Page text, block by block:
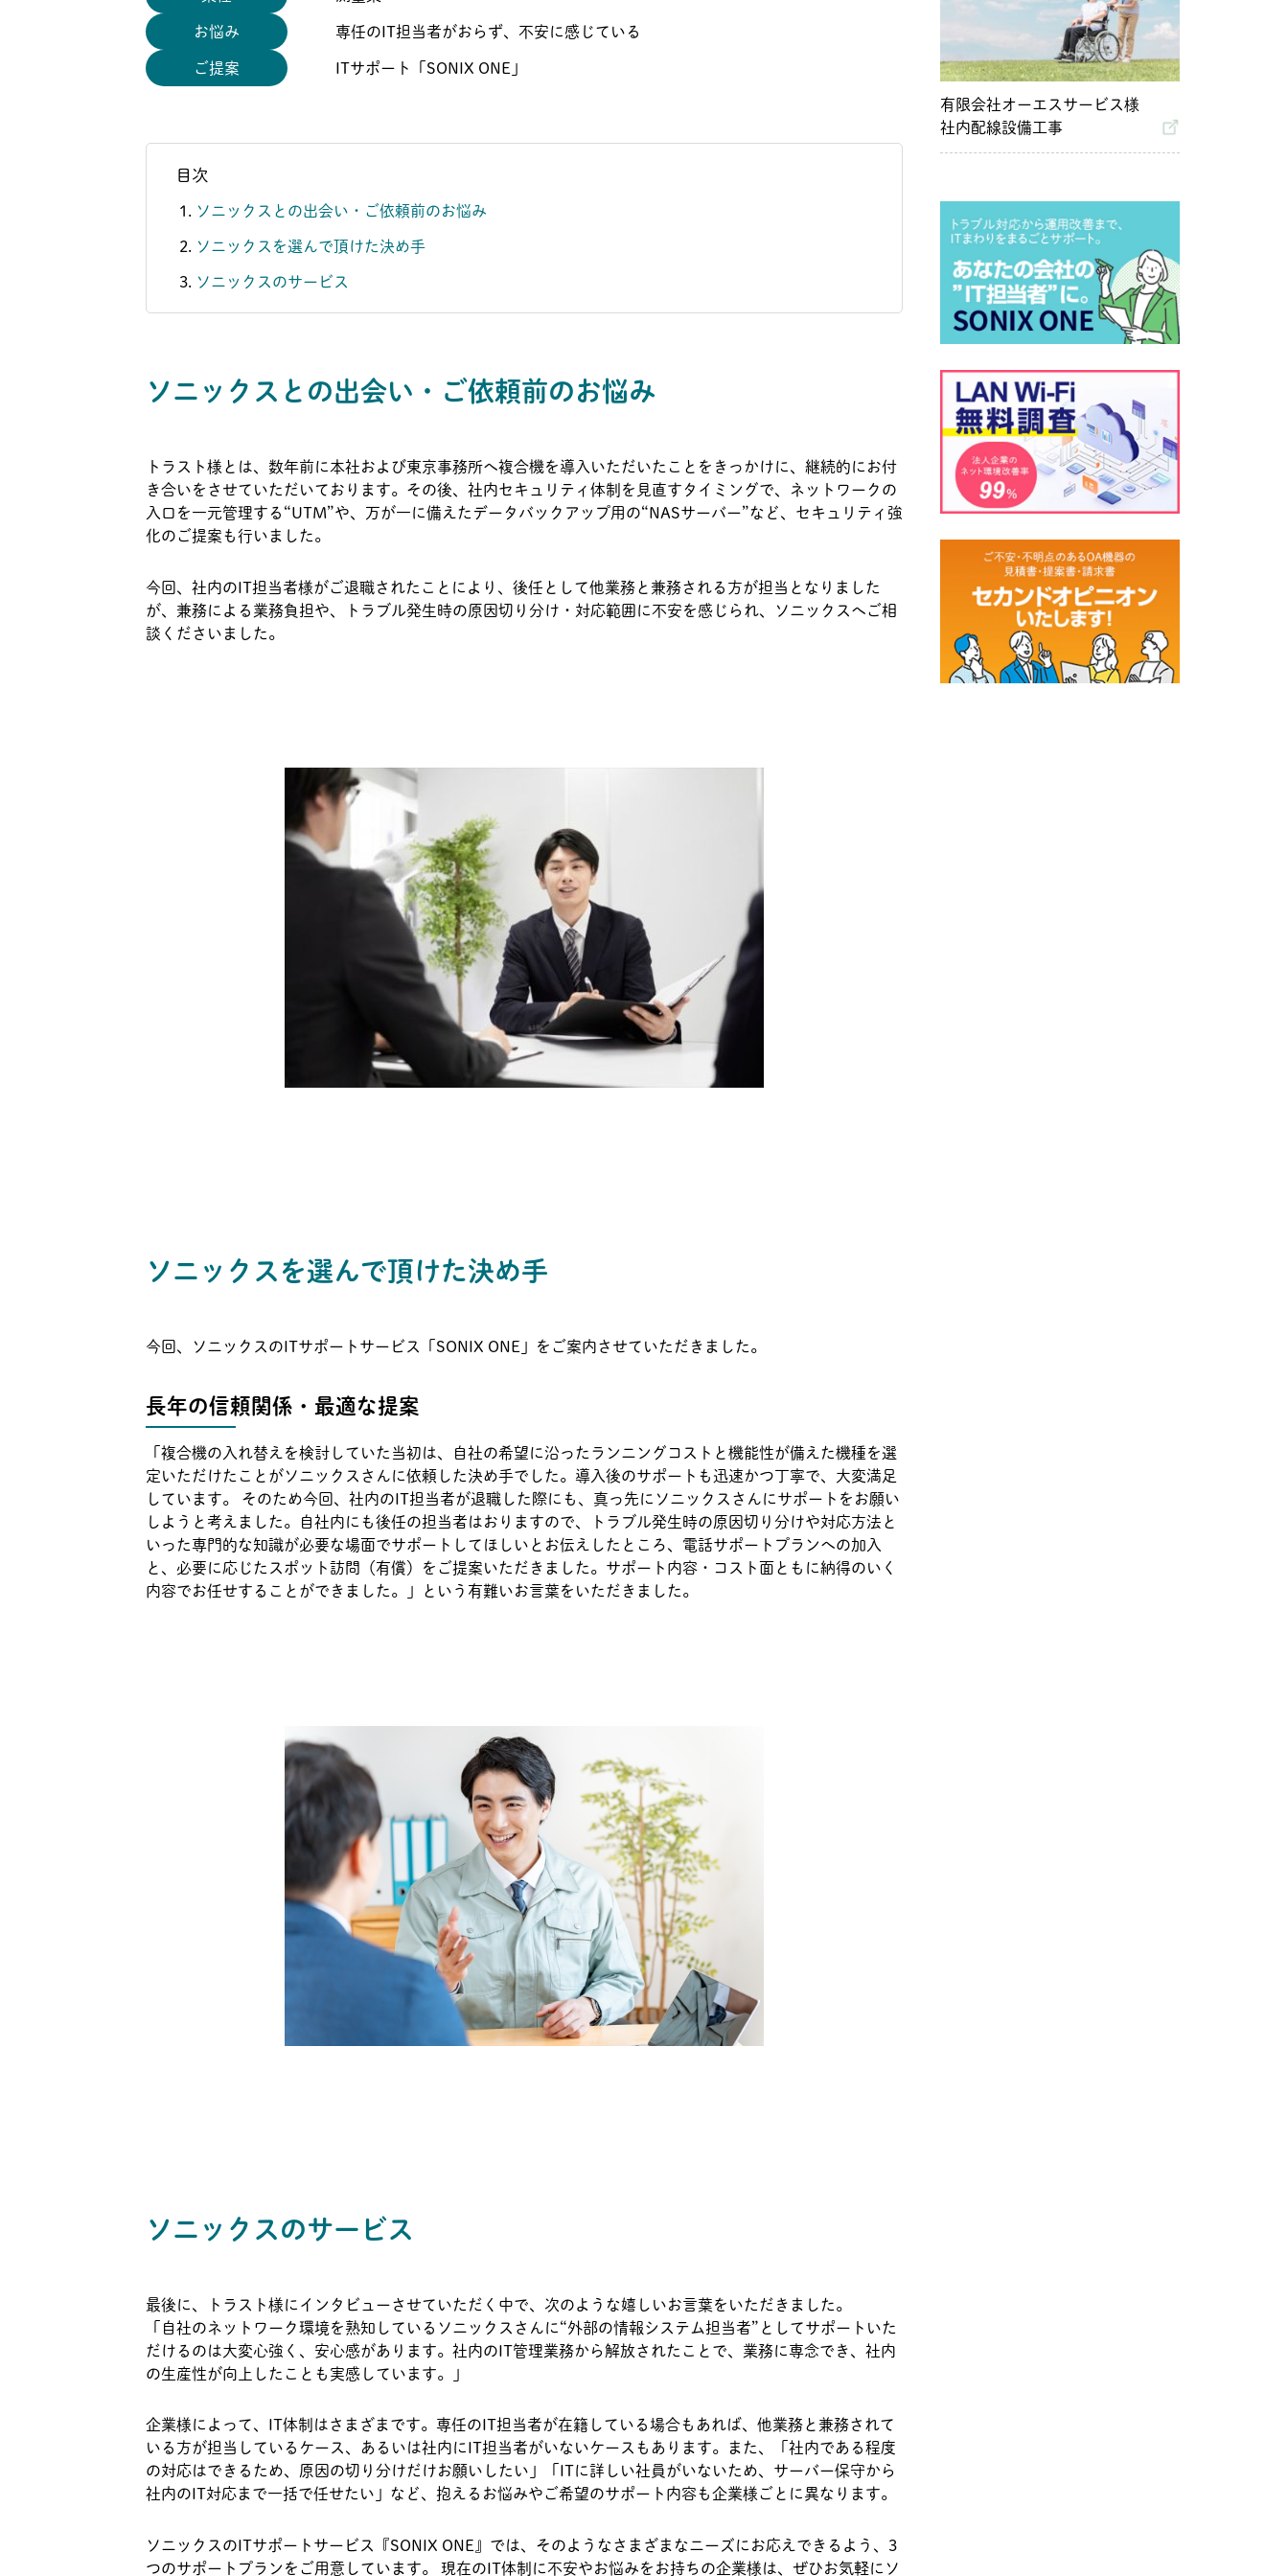
お悩み 専任のIT担当者がおらず、不安に感じている
ご提案 ITサポート「SONIX ONE」
目次
ソニックスとの出会い・ご依頼前のお悩み
ソニックスを選んで頂けた決め手
ソニックスのサービス
ソニックスとの出会い・ご依頼前のお悩み
トラスト様とは、数年前に本社および東京事務所へ複合機を導入いただいたことをきっかけに、継続的にお付
き合いをさせていただいております。その後、社内セキュリティ体制を見直すタイミングで、ネットワークの
入口を一元管理する“UTM”や、万が一に備えたデータバックアップ用の“NASサーバー”など、セキュリティ強
化のご提案も行いました。
今回、社内のIT担当者様がご退職されたことにより、後任として他業務と兼務される方が担当となりました
が、兼務による業務負担や、トラブル発生時の原因切り分け・対応範囲に不安を感じられ、ソニックスへご相
談くださいました。
ソニックスを選んで頂けた決め手
今回、ソニックスのITサポートサービス「SONIX ONE」をご案内させていただきました。
長年の信頼関係・最適な提案
「複合機の入れ替えを検討していた当初は、自社の希望に沿ったランニングコストと機能性が備えた機種を選
定いただけたことがソニックスさんに依頼した決め手でした。導入後のサポートも迅速かつ丁寧で、大変満足
しています。 そのため今回、社内のIT担当者が退職した際にも、真っ先にソニックスさんにサポートをお願い
しようと考えました。自社内にも後任の担当者はおりますので、トラブル発生時の原因切り分けや対応方法と
いった専門的な知識が必要な場面でサポートしてほしいとお伝えしたところ、電話サポートプランへの加入
と、必要に応じたスポット訪問（有償）をご提案いただきました。サポート内容・コスト面ともに納得のいく
内容でお任せすることができました。」という有難いお言葉をいただきました。
ソニックスのサービス
最後に、トラスト様にインタビューさせていただく中で、次のような嬉しいお言葉をいただきました。
「自社のネットワーク環境を熟知しているソニックスさんに“外部の情報システム担当者”としてサポートいた
だけるのは大変心強く、安心感があります。社内のIT管理業務から解放されたことで、業務に専念でき、社内
の生産性が向上したことも実感しています。」
企業様によって、IT体制はさまざまです。専任のIT担当者が在籍している場合もあれば、他業務と兼務されて
いる方が担当しているケース、あるいは社内にIT担当者がいないケースもあります。また、「社内である程度
の対応はできるため、原因の切り分けだけお願いしたい」「ITに詳しい社員がいないため、サーバー保守から
社内のIT対応まで一括で任せたい」など、抱えるお悩みやご希望のサポート内容も企業様ごとに異なります。
ソニックスのITサポートサービス『SONIX ONE』では、そのようなさまざまなニーズにお応えできるよう、3
つのサポートプランをご用意しています。 現在のIT体制に不安やお悩みをお持ちの企業様は、ぜひお気軽にソ
有限会社オーエスサービス様
社内配線設備工事